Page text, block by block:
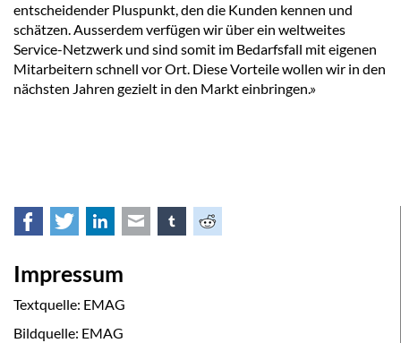
entscheidender Pluspunkt, den die Kunden kennen und
schätzen. Ausserdem verfügen wir über ein weltweites
Service-Netzwerk und sind somit im Bedarfsfall mit eigenen
Mitarbeitern schnell vor Ort. Diese Vorteile wollen wir in den
nächsten Jahren gezielt in den Markt einbringen.»
Facebook
TwitterLinkedInE-mail tumblrReddit
Impressum
Textquelle: EMAG
Bildquelle: EMAG